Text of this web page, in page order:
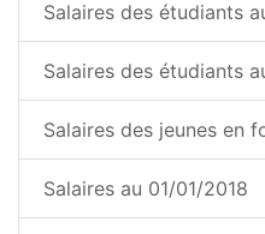
Salaires des étudiants
Salaires des étudiants
Salaires des jeunes en
Salaires au 01/01/2018